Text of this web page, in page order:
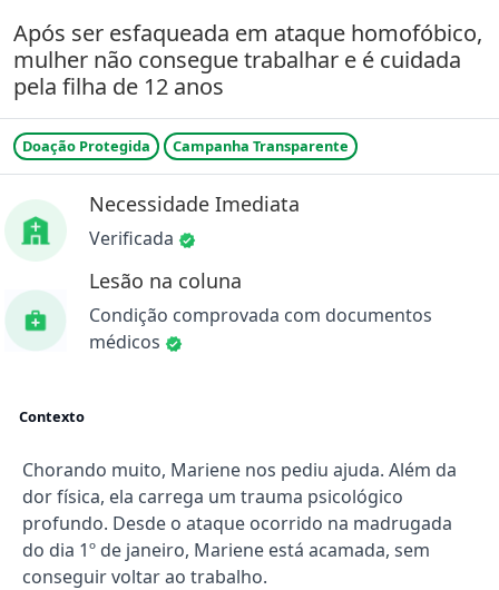
Após ser esfaqueada em ataque homofóbico,
mulher não consegue trabalhar e é cuidada
pela filha de 12 anos
Doação Protegida Campanha Transparente
Necessidade Imediata
Verificada
Lesão na coluna
Condição comprovada com documentos
médicos
Contexto
Chorando muito, Mariene nos pediu ajuda. Além da
dor física, ela carrega um trauma psicológico
profundo. Desde o ataque ocorrido na madrugada
do dia 1º de janeiro, Mariene está acamada, sem
conseguir voltar ao trabalho.